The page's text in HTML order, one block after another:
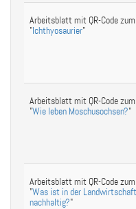
Arbeitsblatt mit QR-Code
"Ichthyosaurier"
Arbeitsblatt mit QR-Code
"Wie leben Moschusochsen?"
Arbeitsblatt mit QR-Code
"Was ist in der Landwirtschaft
nachhaltig?"